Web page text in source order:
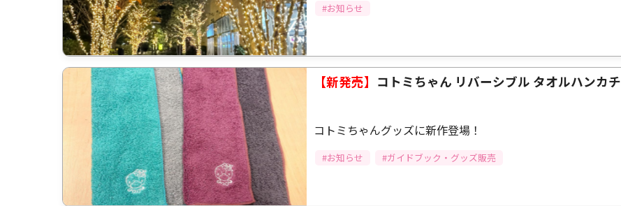
#お知らせ
【新発売】 コトミちゃん リバーシブル タオルハンカチ
コトミちゃんグッズに新作登場！
#お知らせ #ガイドブック・グッズ販売